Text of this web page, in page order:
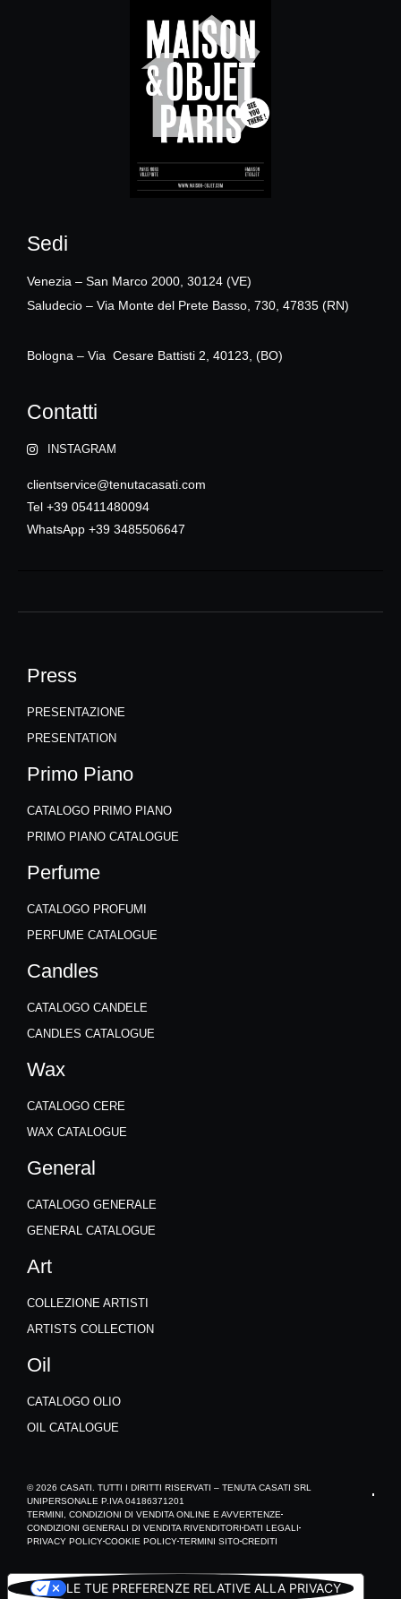
Sedi
Venezia – San Marco 2000, 30124 (VE)
Saludecio – Via Monte del Prete Basso, 730, 47835 (RN)
Bologna – Via Cesare Battisti 2, 40123, (BO)
Contatti
INSTAGRAM
clientservice@tenutacasati.com
Tel +39 05411480094
WhatsApp +39 3485506647
Press
PRESENTAZIONE
PRESENTATION
Primo Piano
CATALOGO PRIMO PIANO
PRIMO PIANO CATALOGUE
Perfume
CATALOGO PROFUMI
PERFUME CATALOGUE
Candles
CATALOGO CANDELE
CANDLES CATALOGUE
Wax
CATALOGO CERE
WAX CATALOGUE
General
CATALOGO GENERALE
GENERAL CATALOGUE
Art
COLLEZIONE ARTISTI
ARTISTS COLLECTION
Oil
CATALOGO OLIO
OIL CATALOGUE
© 2026 CASATI. TUTTI I DIRITTI RISERVATI – TENUTA CASATI SRL
UNIPERSONALE P.IVA 04186371201
TERMINI, CONDIZIONI DI VENDITA ONLINE E AVVERTENZE
CONDIZIONI GENERALI DI VENDITA RIVENDITORI DATI LEGALI
PRIVACY POLICYCOOKIE POLICYTERMINI SITOCREDITI
LE TUE PREFERENZE RELATIVE ALLA PRIVACY